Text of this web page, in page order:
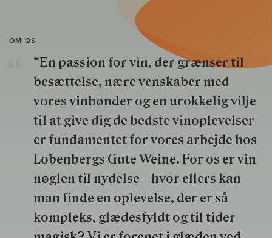
OM OS
“En passion for vin, der grænser til
besættelse, nære venskaber med
vores vinbønder og en urokkelig vilje
til at give dig de bedste vinoplevelser
er fundamentet for vores arbejde hos
Lobenbergs Gute Weine. For os er vin
nøglen til nydelse – hvor ellers kan
man finde en oplevelse, der er så
kompleks, glædesfyldt og til tider